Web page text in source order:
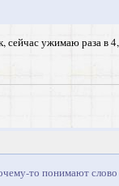
сейчас ужимаю раза в
то понимают